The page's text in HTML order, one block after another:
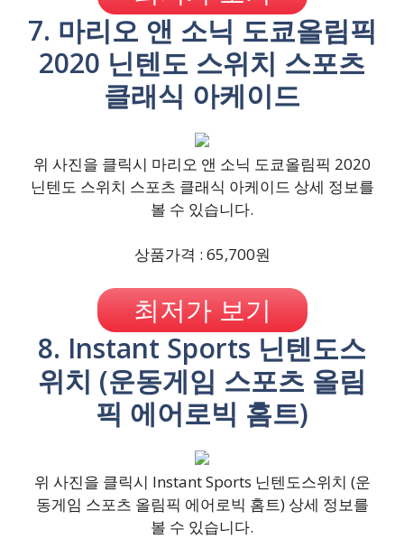
7. 마리오 앤 소닉 도쿄올림픽
2020 닌텐도 스위치 스포츠
클래식 아케이드
위 사진을 클릭시 마리오 앤 소닉 도쿄올림픽 2020
닌텐도 스위치 스포츠 클래식 아케이드 상세 정보를
볼 수 있습니다.
상품가격 : 65,700원
최저가 보기
8. Instant Sports 닌텐도스
위치 (운동게임 스포츠 올림
픽 에어로빅 홈트)
위 사진을 클릭시 Instant Sports 닌텐도스위치 (운
동게임 스포츠 올림픽 에어로빅 홈트) 상세 정보를
볼 수 있습니다.